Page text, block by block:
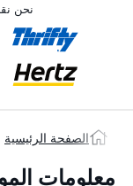
نحن
الصفحة الرئيسية
معلومات